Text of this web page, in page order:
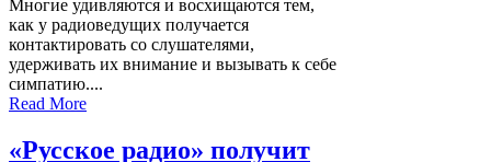
Многие удивляются и восхищаются тем,
как у радиоведущих получается
контактировать со слушателями,
удерживать их внимание и вызывать к себе
симпатию....
Read More
«Русское радио» получит